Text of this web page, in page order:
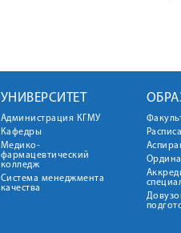
УНИВЕРСИТЕТ
Администрация КГМУ
Кафедры
Медико-
фармацевтический
колледж
Система менеджмента
качества